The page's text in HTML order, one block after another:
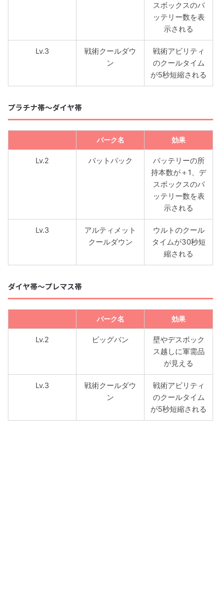
スボックスのバ
ッテリー数を表
示される
Lv.3
戦術クールダウ
ン
戦術アビリティ
のクールタイム
が5秒短縮される
プラチナ帯〜ダイヤ帯
パーク名 効果
Lv.2 バットパック
バッテリーの所
持本数が＋1、デ
スボックスのバ
ッテリー数を表
示される
Lv.3
アルティメット
クールダウン
ウルトのクール
タイムが30秒短
縮される
ダイヤ帯〜プレマス帯
パーク名 効果
Lv.2 ビッグバン
壁やデスボック
ス越しに軍需品
が見える
Lv.3
戦術クールダウ
ン
戦術アビリティ
のクールタイム
が5秒短縮される